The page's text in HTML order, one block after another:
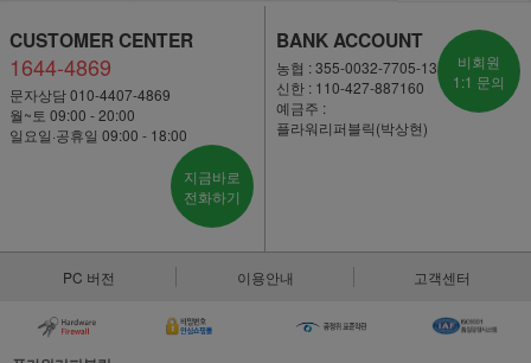
CUSTOMER CENTER
1644-4869
문자상담 010-4407-4869
월~토 09:00 - 20:00
일요일·공휴일 09:00 - 18:00
지금바로
전화하기
BANK ACCOUNT
농협 : 355-0032-7705-13
신한 : 110-427-887160
예금주 :
플라워리퍼블릭(박상현)
비회원
1:1 문의
PC 버전 이용안내 고객센터